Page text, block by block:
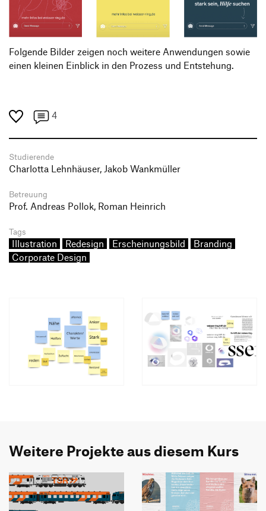
Folgende Bilder zeigen noch weitere Anwendungen sowie
einen kleinen Einblick in den Prozess und Entstehung.
4
Studierende
Charlotta Lehnhäuser, Jakob Wankmüller
Betreuung
Prof. Andreas Pollok, Roman Heinrich
Tags
Illustration Redesign Erscheinungsbild
Branding
Corporate Design
Weitere Projekte aus diesem Kurs